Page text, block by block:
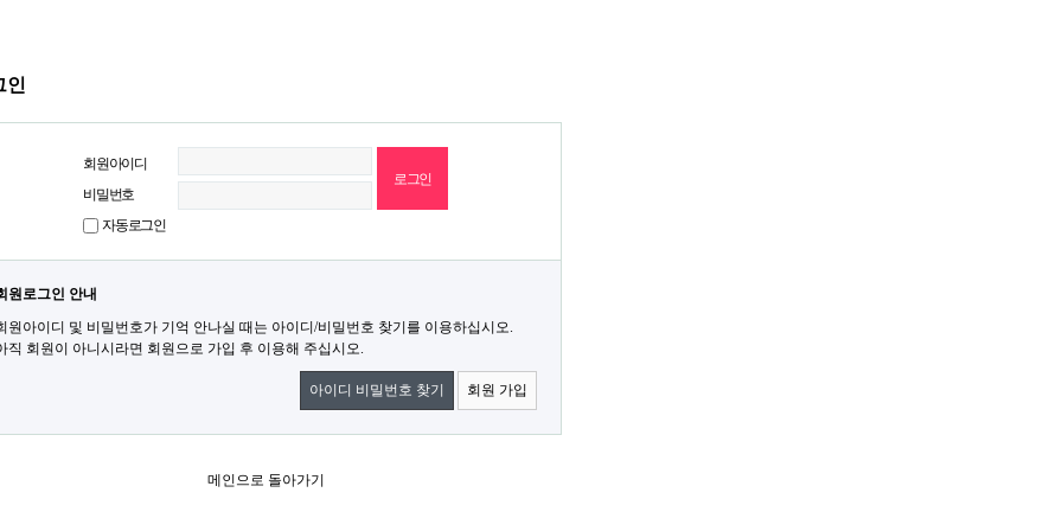
인
회원아이디
비밀번호
자동로그인
원로그인 안내
원아이디 및 비밀번호가 기억 안나실 때는 아이디/비밀번호 찾기를 이용하십시오.
직 회원이 아니시라면 회원으로 가입 후 이용해 주십시오.
아이디 비밀번호 찾기 회원 가입
메인으로 돌아가기